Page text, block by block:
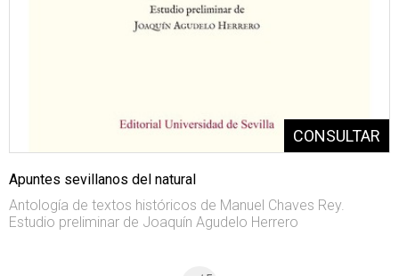
Apuntes sevillanos del natural
Antología de textos históricos de Manuel Chaves Rey.
Estudio preliminar de Joaquín Agudelo Herrero